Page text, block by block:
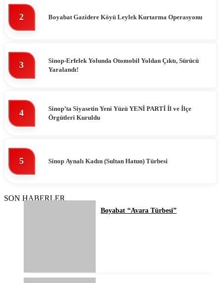
2 Boyabat Gazidere Köyü Leylek Kurtarma Operasyonu
3
Sinop-Erfelek Yolunda Otomobil Yoldan Çıktı, Sürücü
Yaralandı!
4
Sinop’ta Siyasetin Yeni Yüzü YENİ PARTİ İl ve İlçe
Örgütleri Kuruldu
5 Sinop Aynalı Kadın (Sultan Hatun) Türbesi
SON HABERLER
Boyabat “Avara Türbesi”